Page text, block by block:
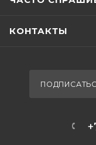
КОНТАКТЫ